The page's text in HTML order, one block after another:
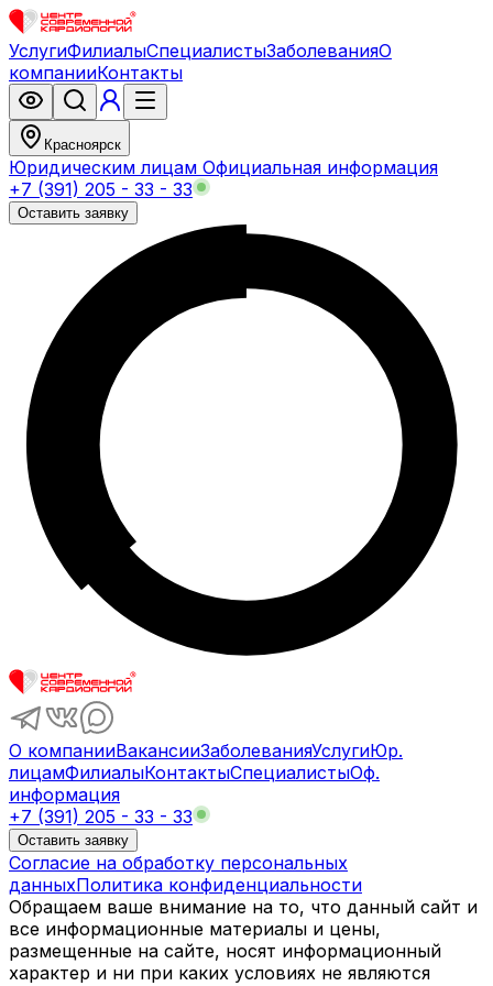
УслугиФилиалыСпециалистыЗаболеванияО
компанииКонтакты
Красноярск
Юридическим лицам Официальная информация
+7 (391) 205 - 33 - 33
Оставить заявку
О компанииВакансииЗаболеванияУслугиЮр.
лицамФилиалыКонтактыСпециалистыОф.
информация
+7 (391) 205 - 33 - 33
Оставить заявку
Согласие на обработку персональных
данныхПолитика конфиденциальности
Обращаем ваше внимание на то, что данный сайт и
все информационные материалы и цены,
размещенные на сайте, носят информационный
характер и ни при каких условиях не являются